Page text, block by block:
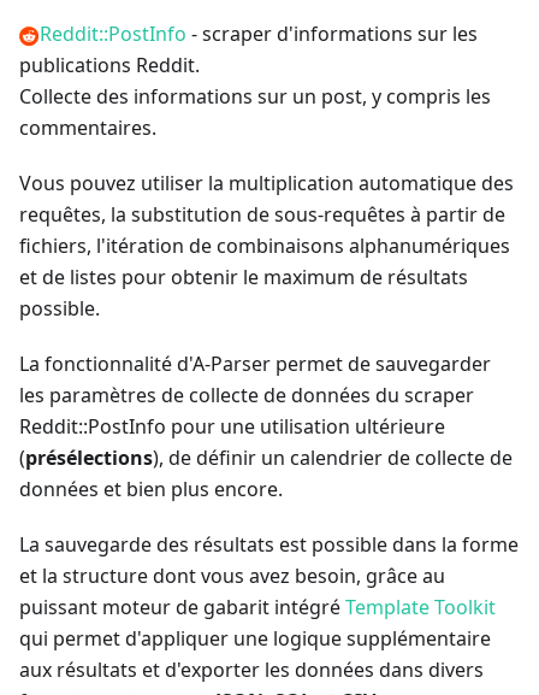
Reddit::PostInfo - scraper d'informations sur les
publications Reddit.
Collecte des informations sur un post, y compris les
commentaires.
Vous pouvez utiliser la multiplication automatique des
requêtes, la substitution de sous-requêtes à partir de
fichiers, l'itération de combinaisons alphanumériques
et de listes pour obtenir le maximum de résultats
possible.
La fonctionnalité d'A-Parser permet de sauvegarder
les paramètres de collecte de données du scraper
Reddit::PostInfo pour une utilisation ultérieure
(présélections), de définir un calendrier de collecte de
données et bien plus encore.
La sauvegarde des résultats est possible dans la forme
et la structure dont vous avez besoin, grâce au
puissant moteur de gabarit intégréTemplate Toolkit
qui permet d'appliquer une logique supplémentaire
aux résultats et d'exporter les données dans divers